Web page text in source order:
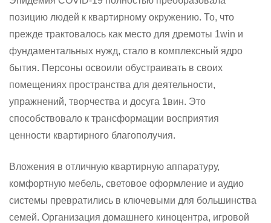
позицию людей к квартирному окружению. То, что
прежде трактовалось как место для дремоты 1win и
фундаментальных нужд, стало в комплексный ядро
бытия. Персоны освоили обустраивать в своих
помещениях пространства для деятельности,
упражнений, творчества и досуга 1вин. Это
способствовало к трансформации восприятия
ценности квартирного благополучия.
Вложения в отличную квартирную аппаратуру,
комфортную мебель, световое оформление и аудио
системы превратились в ключевыми для большинства
семей. Организация домашнего киноцентра, игровой